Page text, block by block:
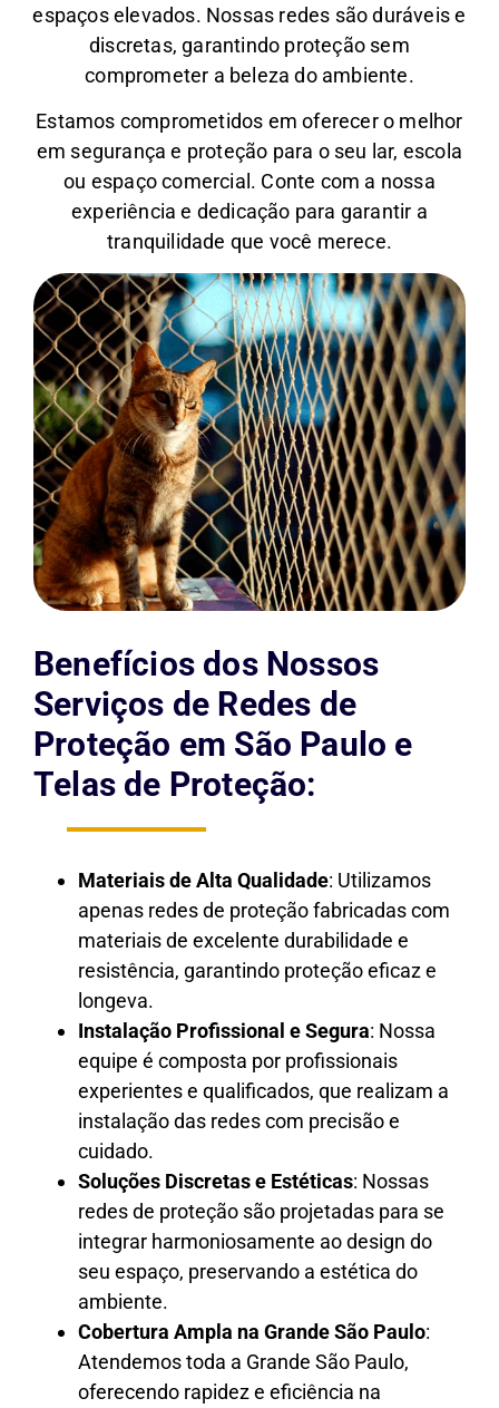
espaços elevados. Nossas redes são duráveis e
discretas, garantindo proteção sem
comprometer a beleza do ambiente.
Estamos comprometidos em oferecer o melhor
em segurança e proteção para o seu lar, escola
ou espaço comercial. Conte com a nossa
experiência e dedicação para garantir a
tranquilidade que você merece.
Benefícios dos Nossos
Serviços de Redes de
Proteção em São Paulo e
Telas de Proteção:
Materiais de Alta Qualidade: Utilizamos
apenas redes de proteção fabricadas com
materiais de excelente durabilidade e
resistência, garantindo proteção eficaz e
longeva.
Instalação Profissional e Segura: Nossa
equipe é composta por profissionais
experientes e qualificados, que realizam a
instalação das redes com precisão e
cuidado.
Soluções Discretas e Estéticas: Nossas
redes de proteção são projetadas para se
integrar harmoniosamente ao design do
seu espaço, preservando a estética do
ambiente.
Cobertura Ampla na Grande São Paulo:
Atendemos toda a Grande São Paulo,
oferecendo rapidez e eficiência na